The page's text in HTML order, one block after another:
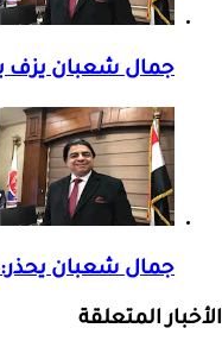
جمال شعبان يزف
جمال شعبان يحذر:
الأخبار المتعلقة